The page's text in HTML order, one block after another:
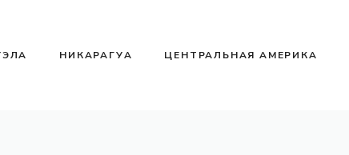
НИКАРАГУА ЦЕНТРАЛЬНАЯ АМЕРИКА